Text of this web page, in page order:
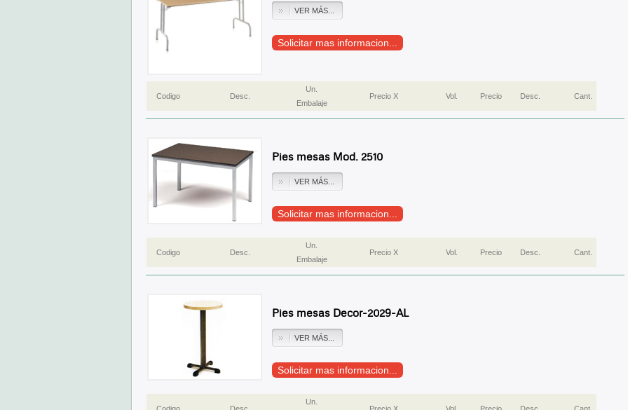
VER MÁS...
Solicitar mas informacion...
Codigo Desc.
Un.
Embalaje
Precio X Vol. Precio Desc. Cant.
Pies mesas Mod. 2510
VER MÁS...
Solicitar mas informacion...
Codigo Desc.
Un.
Embalaje
Precio X Vol. Precio Desc. Cant.
Pies mesas Decor-2029-AL
VER MÁS...
Solicitar mas informacion...
Un.